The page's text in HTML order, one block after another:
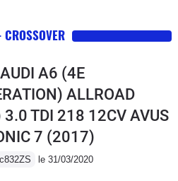
A6 (4E
ALLROAD
3.0 TDI 218 12CV AVUS
7 (2017)
le 31/03/2020